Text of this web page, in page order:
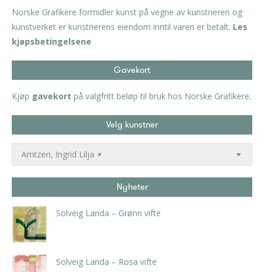
Norske Grafikere formidler kunst på vegne av kunstneren og
kunstverket er kunstnerens eiendom inntil varen er betalt. Les
kjøpsbetingelsene
Gavekort
Kjøp gavekort på valgfritt beløp til bruk hos Norske Grafikere.
Velg kunstner
×
Arntzen, Ingrid Lilja
Nyheter
Solveig Landa – Grønn vifte
Solveig Landa – Rosa vifte